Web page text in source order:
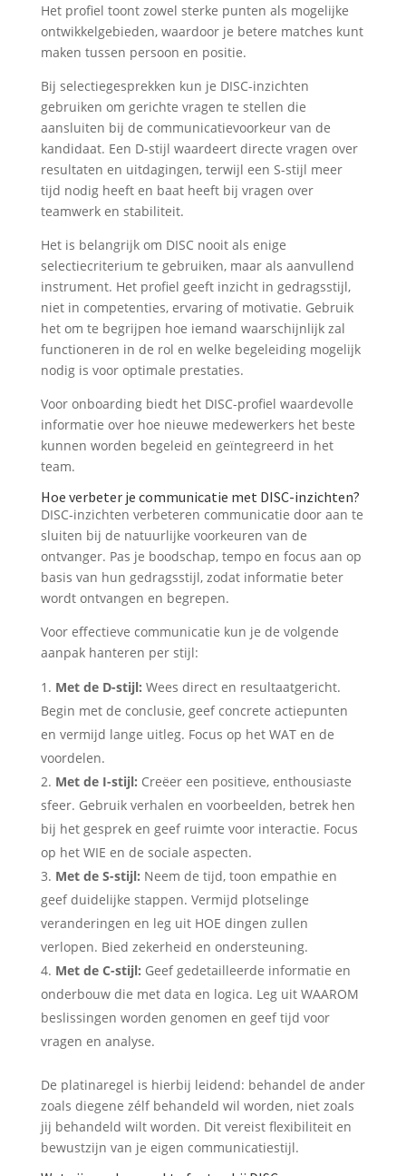
Het profiel toont zowel sterke punten als mogelijke
ontwikkelgebieden, waardoor je betere matches kunt
maken tussen persoon en positie.
Bij selectiegesprekken kun je DISC-inzichten
gebruiken om gerichte vragen te stellen die
aansluiten bij de communicatievoorkeur van de
kandidaat. Een D-stijl waardeert directe vragen over
resultaten en uitdagingen, terwijl een S-stijl meer
tijd nodig heeft en baat heeft bij vragen over
teamwerk en stabiliteit.
Het is belangrijk om DISC nooit als enige
selectiecriterium te gebruiken, maar als aanvullend
instrument. Het profiel geeft inzicht in gedragsstijl,
niet in competenties, ervaring of motivatie. Gebruik
het om te begrijpen hoe iemand waarschijnlijk zal
functioneren in de rol en welke begeleiding mogelijk
nodig is voor optimale prestaties.
Voor onboarding biedt het DISC-profiel waardevolle
informatie over hoe nieuwe medewerkers het beste
kunnen worden begeleid en geïntegreerd in het
team.
Hoe verbeter je communicatie met DISC-inzichten?
DISC-inzichten verbeteren communicatie door aan te
sluiten bij de natuurlijke voorkeuren van de
ontvanger. Pas je boodschap, tempo en focus aan op
basis van hun gedragsstijl, zodat informatie beter
wordt ontvangen en begrepen.
Voor effectieve communicatie kun je de volgende
aanpak hanteren per stijl:
Met de D-stijl: Wees direct en resultaatgericht.
Begin met de conclusie, geef concrete actiepunten
en vermijd lange uitleg. Focus op het WAT en de
voordelen.
Met de I-stijl: Creëer een positieve, enthousiaste
sfeer. Gebruik verhalen en voorbeelden, betrek hen
bij het gesprek en geef ruimte voor interactie. Focus
op het WIE en de sociale aspecten.
Met de S-stijl: Neem de tijd, toon empathie en
geef duidelijke stappen. Vermijd plotselinge
veranderingen en leg uit HOE dingen zullen
verlopen. Bied zekerheid en ondersteuning.
Met de C-stijl: Geef gedetailleerde informatie en
onderbouw die met data en logica. Leg uit WAAROM
beslissingen worden genomen en geef tijd voor
vragen en analyse.
De platinaregel is hierbij leidend: behandel de ander
zoals diegene zélf behandeld wil worden, niet zoals
jij behandeld wilt worden. Dit vereist flexibiliteit en
bewustzijn van je eigen communicatiestijl.